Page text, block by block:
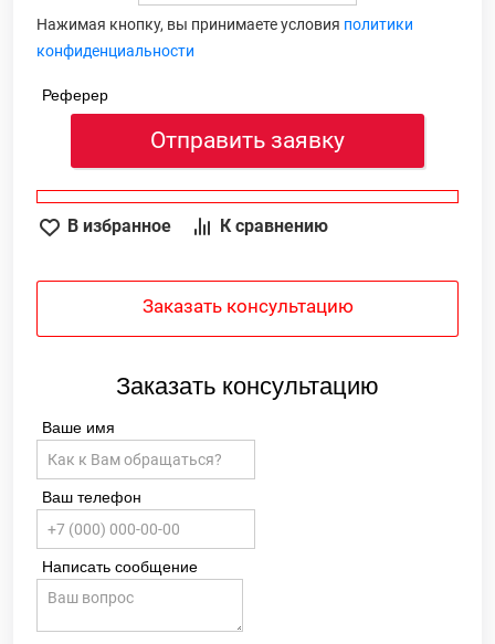
Нажимая кнопку, вы принимаете условия политики
конфиденциальности
Реферер
Отправить заявку
В избранное К сравнению
Заказать консультацию
Заказать консультацию
Ваше имя
Ваш телефон
Написать сообщение